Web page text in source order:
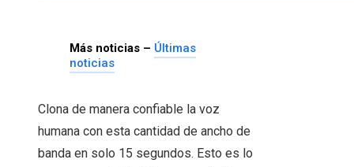
Más noticias – Últimas
noticias
Clona de manera confiable la voz
humana con esta cantidad de ancho de
banda en solo 15 segundos. Esto es lo